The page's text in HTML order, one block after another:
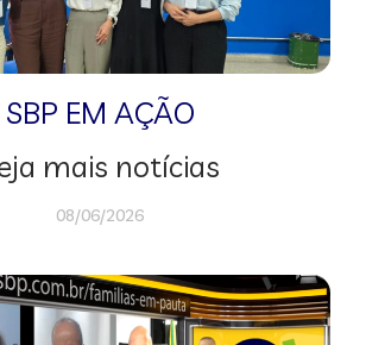
SBP EM AÇÃO
mais notícias
08/06/2026